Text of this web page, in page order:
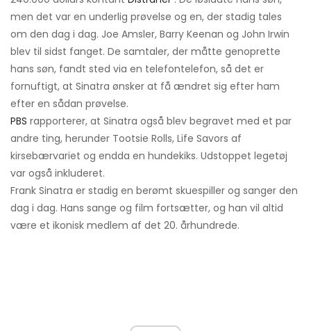
men det var en underlig prøvelse og en, der stadig tales
om den dag i dag. Joe Amsler, Barry Keenan og John Irwin
blev til sidst fanget. De samtaler, der måtte genoprette
hans søn, fandt sted via en telefontelefon, så det er
fornuftigt, at Sinatra ønsker at få ændret sig efter ham
efter en sådan prøvelse.
PBS rapporterer, at Sinatra også blev begravet med et par
andre ting, herunder Tootsie Rolls, Life Savors af
kirsebærvariet og endda en hundekiks. Udstoppet legetøj
var også inkluderet.
Frank Sinatra er stadig en berømt skuespiller og sanger den
dag i dag. Hans sange og film fortsætter, og han vil altid
være et ikonisk medlem af det 20. århundrede.